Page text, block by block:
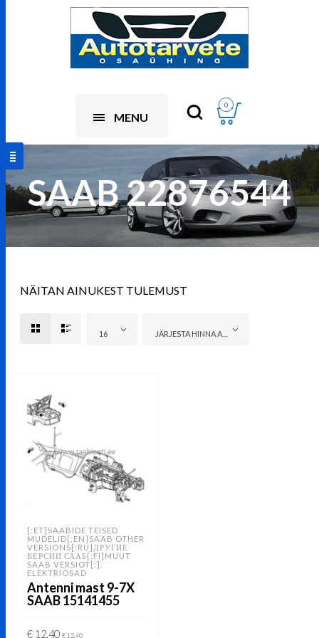
MENU
0
SAAB 22876544
NÄITAN AINUKEST TULEMUST
16 JÄRJESTA HINNA ALUSEL: ODAVAMAST KALLIMANI
[:ET]SAABIDE TEISED
MUDELID[:EN]SAAB OTHER
VERSIONS[:RU]ДРУГИЕ
ВЕРСИИ СААБ[:FI]MUUT
SAAB VERSIOT[:]
ELEKTRIOSAD
Antenni mast 9-7X
SAAB 15141455
€12.40 €12.40